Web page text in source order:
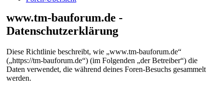
www.tm-bauforum.de -
Datenschutzerklärung
Diese Richtlinie beschreibt, wie „www.tm-bauforum.de“
(„https://tm-bauforum.de“) (im Folgenden „der Betreiber“) die
Daten verwendet, die während deines Foren-Besuchs gesammelt
werden.